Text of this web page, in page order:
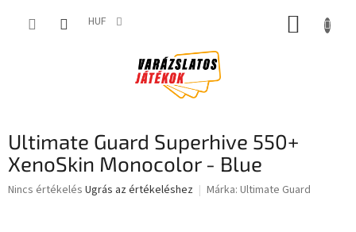
HUF KOSÁR
Ultimate Guard Superhive 550+
XenoSkin Monocolor - Blue
A
Nincs értékelés Ugrás az értékeléshez Márka: Ultimate Guard